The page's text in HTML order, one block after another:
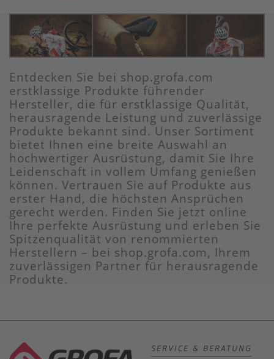
Entdecken Sie bei shop.grofa.com
erstklassige Produkte führender
Hersteller, die für erstklassige Qualität,
herausragende Leistung und zuverlässige
Produkte bekannt sind. Unser Sortiment
bietet Ihnen eine breite Auswahl an
hochwertiger Ausrüstung, damit Sie Ihre
Leidenschaft in vollem Umfang genießen
können. Vertrauen Sie auf Produkte aus
erster Hand, die höchsten Ansprüchen
gerecht werden. Finden Sie jetzt online
Ihre perfekte Ausrüstung und erleben Sie
Spitzenqualität von renommierten
Herstellern – bei shop.grofa.com, Ihrem
zuverlässigen Partner für herausragende
Produkte.
SERVICE & BERATUNG